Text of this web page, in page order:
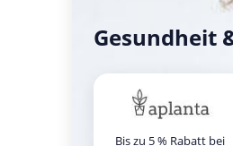
Gesundheit
Bis zu 5 % Rabatt bei